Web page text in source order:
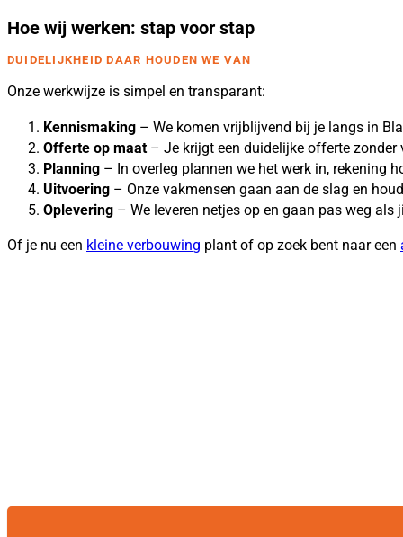
Hoe wij werken: stap voor stap
DUIDELIJKHEID DAAR HOUDEN WE VAN
Onze werkwijze is simpel en transparant:
Kennismaking – We komen vrijblijvend bij je langs in
Offerte op maat– Je krijgt een duidelijke offerte zonder
Planning – In overleg plannen we het werk in, rekening
Uitvoering – Onze vakmensen gaan aan de slag en
Oplevering – We leveren netjes op en gaan pas weg als
Of je nu een kleine verbouwing plant of op zoek bent naar een